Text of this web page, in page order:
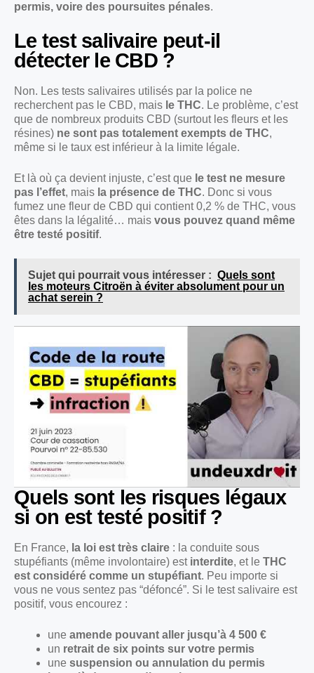
permis, voire des poursuites pénales.
Le test salivaire peut-il
détecter le CBD ?
Non. Les tests salivaires utilisés par la police ne
recherchent pas le CBD, mais le THC. Le problème, c’est
que de nombreux produits CBD (surtout les fleurs et les
résines) ne sont pas totalement exempts de THC,
même si le taux est inférieur à la limite légale.
Et là où ça devient injuste, c’est que le test ne mesure
pas l’effet, mais la présence de THC. Donc si vous
fumez une fleur de CBD qui contient 0,2 % de THC, vous
êtes dans la légalité… mais vous pouvez quand même
être testé positif.
Sujet qui pourrait vous intéresser : Quels sont
les moteurs Citroën à éviter absolument pour un
achat serein ?
Quels sont les risques légaux
si on est testé positif ?
En France, la loi est très claire : la conduite sous
stupéfiants (même involontaire) est interdite, et le THC
est considéré comme un stupéfiant. Peu importe si
vous ne vous sentez pas “défoncé”. Si le test salivaire est
positif, vous encourez :
une amende pouvant aller jusqu’à 4 500 €
un retrait de six points sur votre permis
une suspension ou annulation du permis